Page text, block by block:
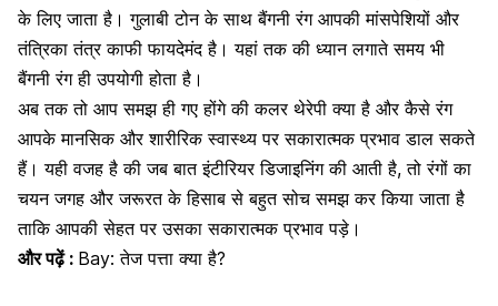
के लिए जाता है। गुलाबी टोन के साथ बैंगनी रंग आपकी मांसपेशियों और
तंत्रिका तंत्र काफी फायदेमंद है। यहां तक की ध्यान लगाते समय भी
बैंगनी रंग ही उपयोगी होता है।
अब तक तो आप समझ ही गए होंगे की कलर थेरेपी क्या है और कैसे रंग
आपके मानसिक और शारीरिक स्वास्थ्य पर सकारात्मक प्रभाव डाल सकते
हैं। यही वजह है की जब बात इंटीरियर डिजाइनिंग की आती है, तो रंगों का
चयन जगह और जरूरत के हिसाब से बहुत सोच समझ कर किया जाता है
ताकि आपकी सेहत पर उसका सकारात्मक प्रभाव पड़े।
और पढ़ें : Bay: तेज पत्ता क्या है?